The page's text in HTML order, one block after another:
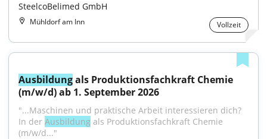
SteelcoBelimed GmbH
Mühldorf am Inn Vollzeit
Ausbildung als Produktionsfachkraft Chemie
(m/w/d) ab 1. September 2026
"...Maschinen und praktische Arbeit interessieren dich?
In der Ausbildung als Produktionsfachkraft Chemie
(m/w/d..."